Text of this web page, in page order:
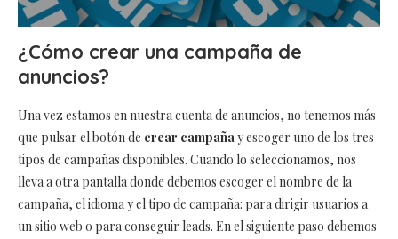
¿Cómo crear una campaña de
anuncios?
Una vez estamos en nuestra cuenta de anuncios, no tenemos más
que pulsar el botón de crear campañay escoger uno de los tres
tipos de campañas disponibles. Cuando lo seleccionamos, nos
lleva a otra pantalla donde debemos escoger el nombre de la
campaña, el idioma y el tipo de campaña: para dirigir usuarios a
un sitio web o para conseguir leads. En el siguiente paso debemos